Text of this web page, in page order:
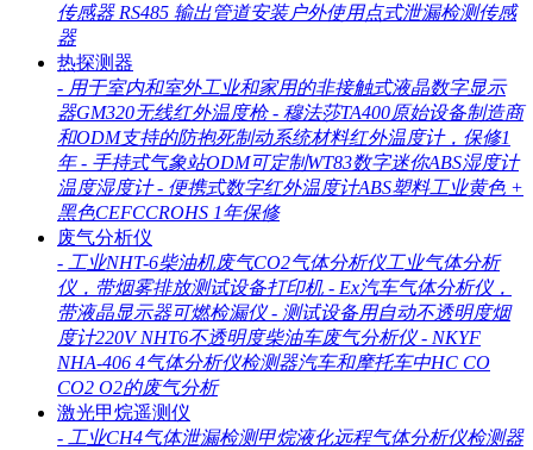
传感器 RS485 输出管道安装户外使用点式泄漏检测传感
器
热探测器
- 用于室内和室外工业和家用的非接触式液晶数字显示
器GM320无线红外温度枪 - 穆法莎TA400原始设备制造商
和ODM支持的防抱死制动系统材料红外温度计，保修1
年 - 手持式气象站ODM可定制WT83数字迷你ABS湿度计
温度湿度计 - 便携式数字红外温度计ABS塑料工业黄色 +
黑色CEFCCROHS 1年保修
废气分析仪
- 工业NHT-6柴油机废气CO2气体分析仪工业气体分析
仪，带烟雾排放测试设备打印机 - Ex汽车气体分析仪，
带液晶显示器可燃检漏仪 - 测试设备用自动不透明度烟
度计220V NHT6不透明度柴油车废气分析仪 - NKYF
NHA-406 4气体分析仪检测器汽车和摩托车中HC CO
CO2 O2的废气分析
激光甲烷遥测仪
- 工业CH4气体泄漏检测甲烷液化远程气体分析仪检测器